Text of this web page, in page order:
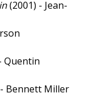
(2001) - Jean-
Quentin
Bennett Miller